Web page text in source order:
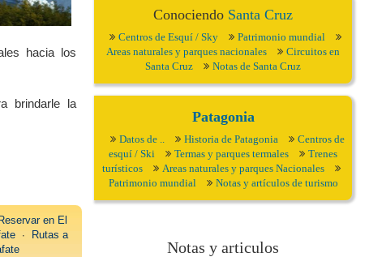
hacia los
brindarle la
Reservar en El
∙
Rutas a
Conociendo Santa Cruz
Centros de Esquí / Sky
Patrimonio mundial
Areas naturales y parques nacionales
Circuitos en
Santa Cruz
Notas de Santa Cruz
Patagonia
Datos de .. Historia de Patagonia
Centros de
esquí / Ski
Termas y parques termales
Trenes
turísticos
Areas naturales y parques Nacionales
Patrimonio mundial
Notas y artículos de turismo
Notas y articulos